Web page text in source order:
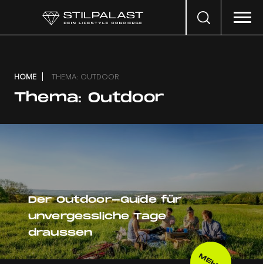
Search
HOME THEMA: OUTDOOR
Thema: Outdoor
Der Outdoor-Guide für
unvergessliche Tage
draussen